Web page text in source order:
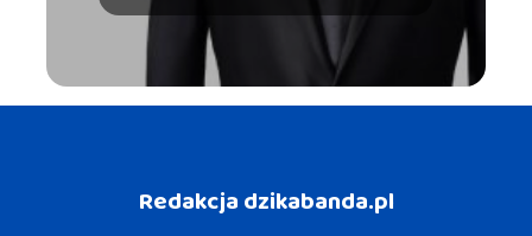
Redakcja dzikabanda.pl